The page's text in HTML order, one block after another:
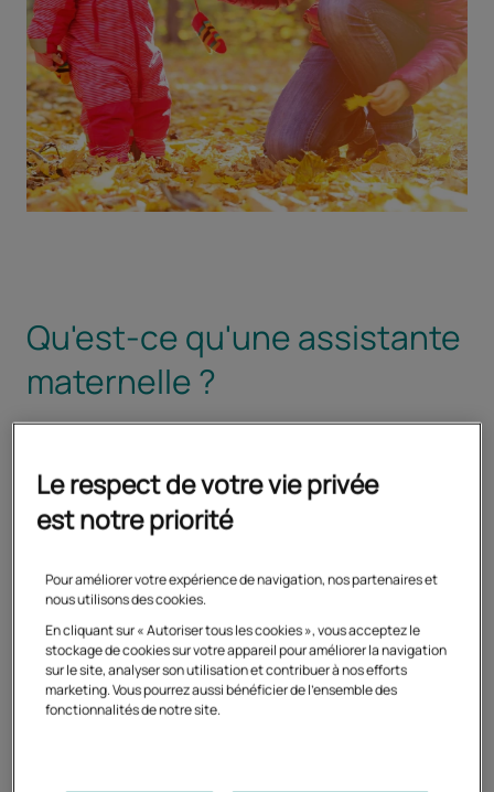
Qu'est-ce qu'une assistante
maternelle ?
maternelle
L'assistante maternelle est
petite enfance qui accueille des enfants à son
domicile ou en maison d'assistantes maternelles
(MAM). Elle crée un cadre sécurisé et bienveillant pour
accompagner l'éveil et le développement des jeunes
enfants, généralement de deux mois et demi jusqu'à
trois ans.
Missions principales auprès des
Le respect de votre vie privée
est notre priorité
Pour améliorer votre expérience de navigation, nos partenaires et
nous utilisons des cookies.
En cliquant sur « Autoriser tous les cookies », vous acceptez le
stockage de cookies sur votre appareil pour améliorer la navigation
sur le site, analyser son utilisation et contribuer à nos efforts
marketing. Vous pourrez aussi bénéficier de l'ensemble des
fonctionnalités de notre site.